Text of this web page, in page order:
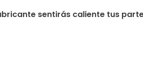
sentirás caliente tus